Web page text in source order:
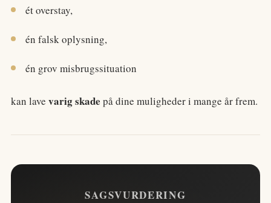
ét overstay,
én falsk oplysning,
én grov misbrugssituation
kan lave varig skade på dine muligheder i mange år frem.
SAGSVURDERING